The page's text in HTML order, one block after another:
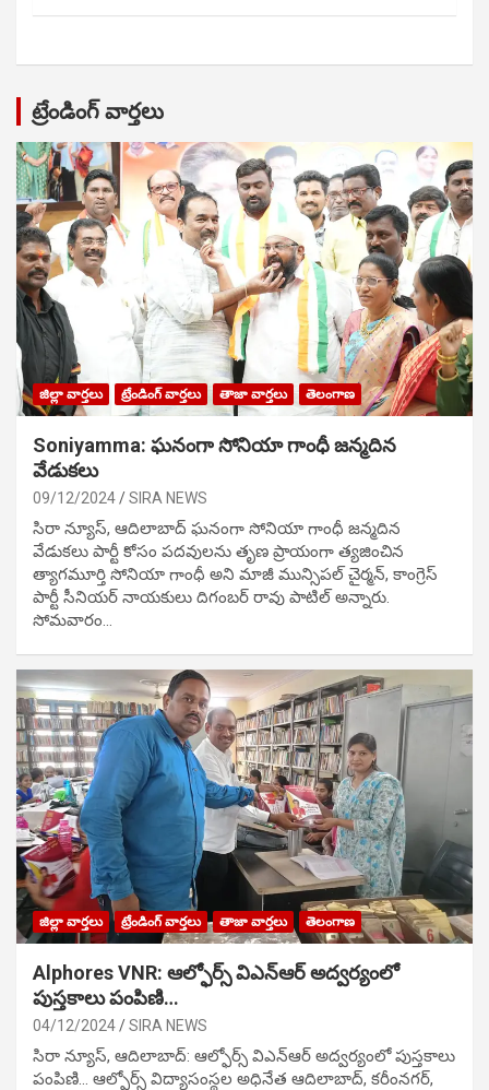
ట్రేండింగ్ వార్తలు
జిల్లా వార్తలు ట్రేండింగ్ వార్తలు తాజా వార్తలు తెలంగాణ
Soniyamma: ఘ‌నంగా సోనియా గాంధీ జ‌న్మ‌దిన
వేడుక‌లు
09/12/2024 SIRA NEWS
సిరా న్యూస్, ఆదిలాబాద్ ఘ‌నంగా సోనియా గాంధీ జ‌న్మ‌దిన
వేడుక‌లు పార్టీ కోసం ప‌ద‌వుల‌ను తృణ ప్రాయంగా త్య‌జించిన
త్యాగమూర్తి సోనియా గాంధీ అని మాజీ మున్సిప‌ల్ చైర్మ‌న్, కాంగ్రెస్
పార్టీ సీనియ‌ర్ నాయ‌కులు దిగంబ‌ర్ రావు పాటిల్ అన్నారు.
సోమవారం…
జిల్లా వార్తలు ట్రేండింగ్ వార్తలు తాజా వార్తలు తెలంగాణ
Alphores VNR: ఆల్ఫోర్స్ విఎన్ఆర్ అద్వర్యంలో
పుస్తకాలు పంపిణి…
04/12/2024 SIRA NEWS
సిరా న్యూస్, ఆదిలాబాద్: ఆల్ఫోర్స్ విఎన్ఆర్ అద్వర్యంలో పుస్తకాలు
పంపిణి… ఆల్ఫోర్స్ విద్యాసంస్థల అధినేత ఆదిలాబాద్, కరీంనగర్,